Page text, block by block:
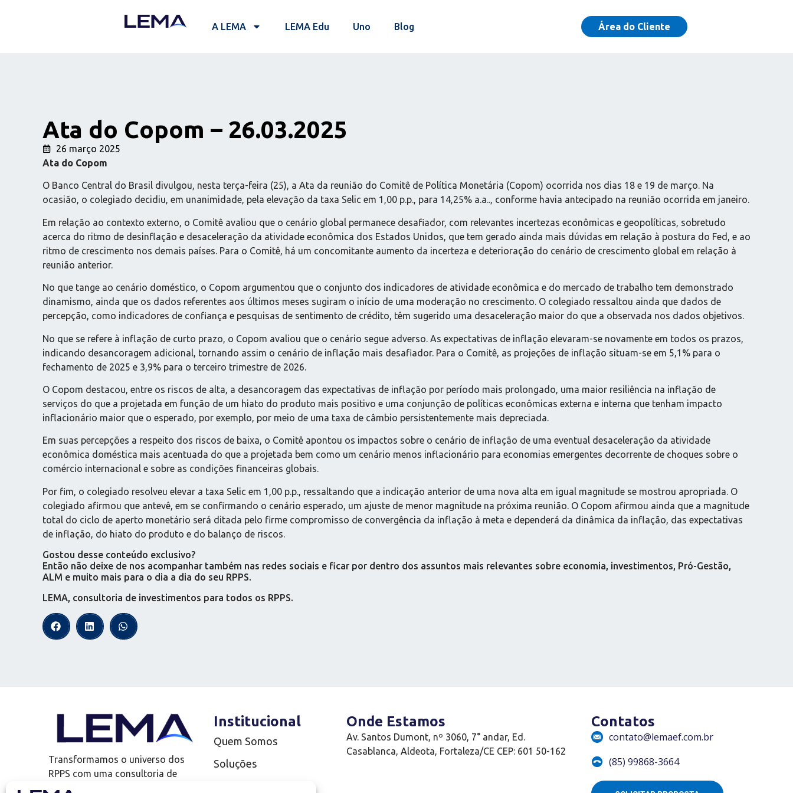
A LEMA LEMA Edu Uno Blog Área do Cliente
Ata do Copom – 26.03.2025
26 março 2025
Ata do Copom
O Banco Central do Brasil divulgou, nesta terça-feira (25), a Ata da reunião do Comitê de Política Monetária (Copom) ocorrida nos dias 18 e 19 de março. Na
ocasião, o colegiado decidiu, em unanimidade, pela elevação da taxa Selic em 1,00 p.p., para 14,25% a.a.., conforme havia antecipado na reunião ocorrida em janeiro.
Em relação ao contexto externo, o Comitê avaliou que o cenário global permanece desafiador, com relevantes incertezas econômicas e geopolíticas, sobretudo
acerca do ritmo de desinflação e desaceleração da atividade econômica dos Estados Unidos, que tem gerado ainda mais dúvidas em relação à postura do Fed, e ao
ritmo de crescimento nos demais países. Para o Comitê, há um concomitante aumento da incerteza e deterioração do cenário de crescimento global em relação à
reunião anterior.
No que tange ao cenário doméstico, o Copom argumentou que o conjunto dos indicadores de atividade econômica e do mercado de trabalho tem demonstrado
dinamismo, ainda que os dados referentes aos últimos meses sugiram o início de uma moderação no crescimento. O colegiado ressaltou ainda que dados de
percepção, como indicadores de confiança e pesquisas de sentimento de crédito, têm sugerido uma desaceleração maior do que a observada nos dados objetivos.
No que se refere à inflação de curto prazo, o Copom avaliou que o cenário segue adverso. As expectativas de inflação elevaram-se novamente em todos os prazos,
indicando desancoragem adicional, tornando assim o cenário de inflação mais desafiador. Para o Comitê, as projeções de inflação situam-se em 5,1% para o
fechamento de 2025 e 3,9% para o terceiro trimestre de 2026.
O Copom destacou, entre os riscos de alta, a desancoragem das expectativas de inflação por período mais prolongado, uma maior resiliência na inflação de
serviços do que a projetada em função de um hiato do produto mais positivo e uma conjunção de políticas econômicas externa e interna que tenham impacto
inflacionário maior que o esperado, por exemplo, por meio de uma taxa de câmbio persistentemente mais depreciada.
Em suas percepções a respeito dos riscos de baixa, o Comitê apontou os impactos sobre o cenário de inflação de uma eventual desaceleração da atividade
econômica doméstica mais acentuada do que a projetada bem como um cenário menos inflacionário para economias emergentes decorrente de choques sobre o
comércio internacional e sobre as condições financeiras globais.
Por fim, o colegiado resolveu elevar a taxa Selic em 1,00 p.p., ressaltando que a indicação anterior de uma nova alta em igual magnitude se mostrou apropriada. O
colegiado afirmou que antevê, em se confirmando o cenário esperado, um ajuste de menor magnitude na próxima reunião. O Copom afirmou ainda que a magnitude
total do ciclo de aperto monetário será ditada pelo firme compromisso de convergência da inflação à meta e dependerá da dinâmica da inflação, das expectativas
de inflação, do hiato do produto e do balanço de riscos.
Gostou desse conteúdo exclusivo?
Então não deixe de nos acompanhar também nas redes sociais e ficar por dentro dos assuntos mais relevantes sobre economia, investimentos, Pró-Gestão,
ALM e muito mais para o dia a dia do seu RPPS.
LEMA, consultoria de investimentos para todos os RPPS.
Transformamos o universo dos
RPPS com uma consultoria de
investimentos que vai além!
Institucional
Quem Somos
Soluções
Onde Estamos
Av. Santos Dumont, nº 3060, 7° andar, Ed.
Casablanca, Aldeota, Fortaleza/CE CEP: 601 50-162
Contatos
contato@lemaef.com.br
(85) 99868-3664